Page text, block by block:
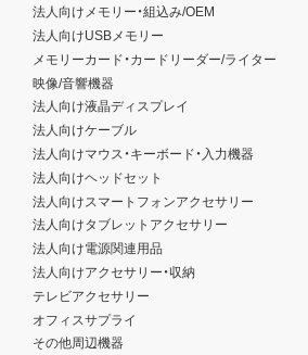
法人向けメモリー・組込み/OEM
法人向けUSBメモリー
メモリーカード・カードリーダー/ライター
映像/音響機器
法人向け液晶ディスプレイ
法人向けケーブル
法人向けマウス・キーボード・入力機器
法人向けヘッドセット
法人向けスマートフォンアクセサリー
法人向けタブレットアクセサリー
法人向け電源関連用品
法人向けアクセサリー・収納
テレビアクセサリー
オフィスサプライ
その他周辺機器